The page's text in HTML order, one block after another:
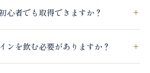
心者でも取得できますか？
ンを飲む必要がありますか？